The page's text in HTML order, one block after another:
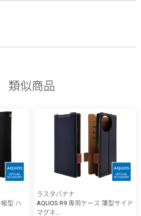
類似商品
型 ハ
ラスタバナナ
AQUOS R9 専用ケース 薄型サイド
マグネ...